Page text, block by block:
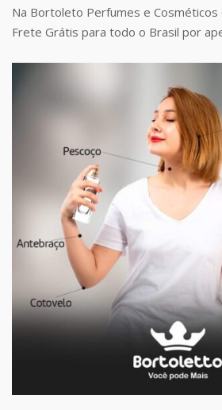
Na Bortoleto Perfumes e Cosméticos
Frete Grátis para todo o Brasil por